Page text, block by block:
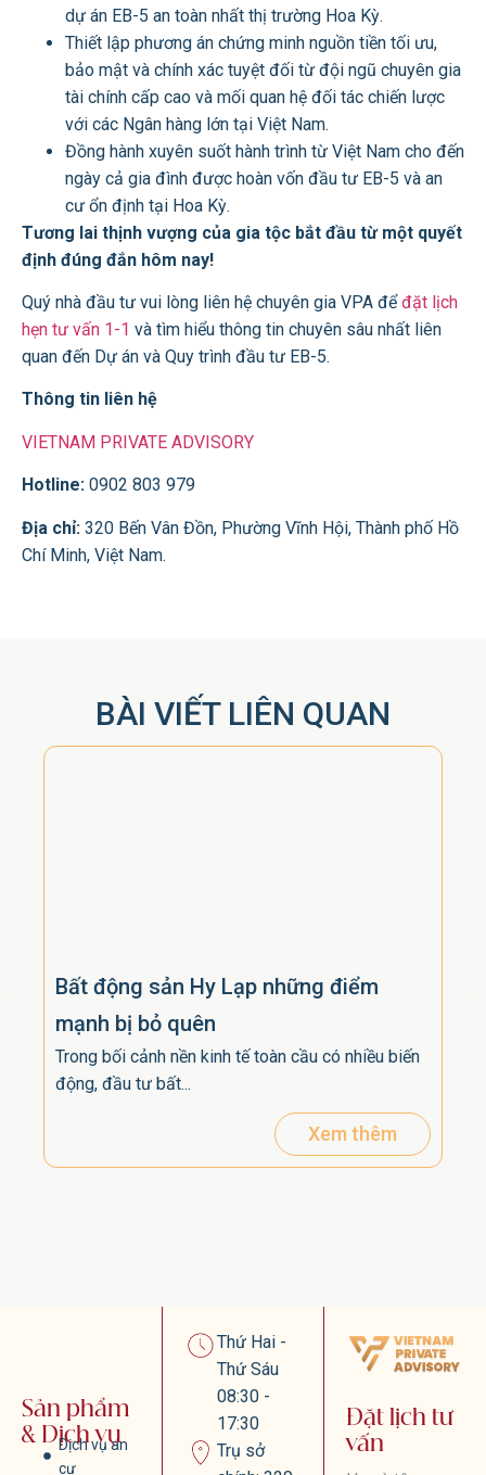
dự án EB-5 an toàn nhất thị trường Hoa Kỳ.
Thiết lập phương án chứng minh nguồn tiền tối ưu,
bảo mật và chính xác tuyệt đối từ đội ngũ chuyên gia
tài chính cấp cao và mối quan hệ đối tác chiến lược
với các Ngân hàng lớn tại Việt Nam.
Đồng hành xuyên suốt hành trình từ Việt Nam cho đến
ngày cả gia đình được hoàn vốn đầu tư EB-5 và an
cư ổn định tại Hoa Kỳ.
Tương lai thịnh vượng của gia tộc bắt đầu từ một quyết
định đúng đắn hôm nay!
Quý nhà đầu tư vui lòng liên hệ chuyên gia VPA đểđặt lịch
hẹn tư vấn 1-1 và tìm hiểu thông tin chuyên sâu nhất liên
quan đến Dự án và Quy trình đầu tư EB-5.
Thông tin liên hệ
VIETNAM PRIVATE ADVISORY
Hotline: 0902 803 979
Địa chỉ: 320 Bến Vân Đồn, Phường Vĩnh Hội, Thành phố Hồ
Chí Minh, Việt Nam.
BÀI VIẾT LIÊN QUAN
Bất động sản Hy Lạp những điểm
mạnh bị bỏ quên
Trong bối cảnh nền kinh tế toàn cầu có nhiều biến
động, đầu tư bất...
Xem thêm
Sản phẩm
& Dịch vụ
Dịch vụ an
cư
Thứ Hai -
Thứ Sáu
08:30 -
17:30
Trụ sở
Đặt lịch tư
vấn